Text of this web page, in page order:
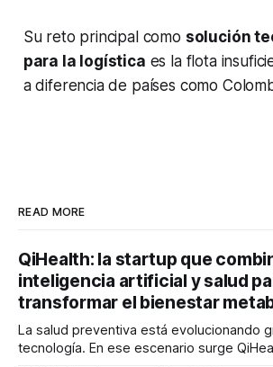
Su reto principal como solución
para la logística es la flota
a diferencia de países como
READ MORE
QiHealth: la startup que
inteligencia artificial y salud
transformar el bienestar
La salud preventiva está evolucionando
tecnología. En ese escenario surge